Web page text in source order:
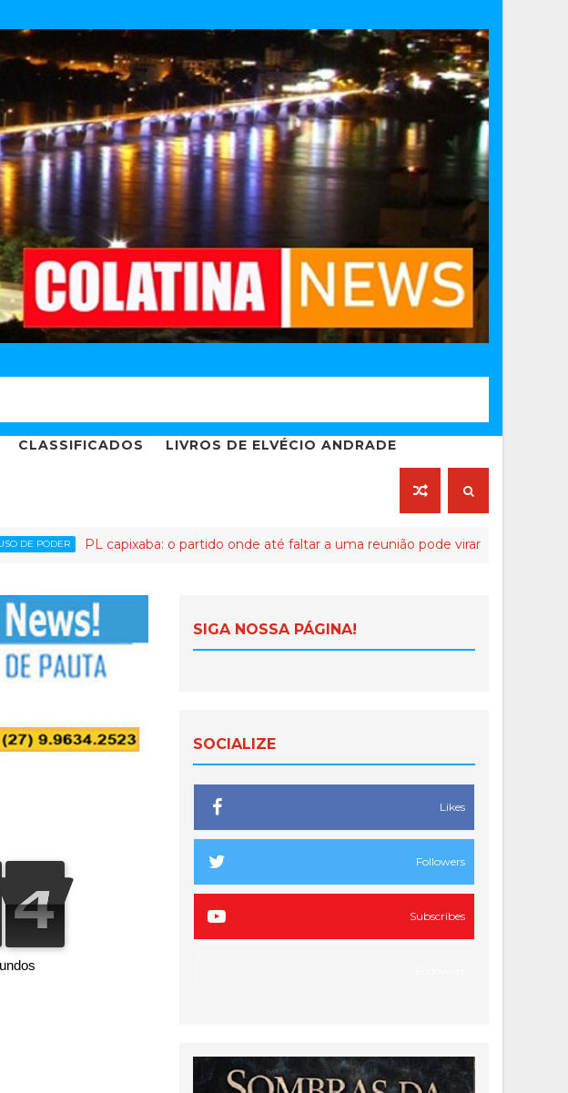
CLASSIFICADOS LIVROS DE ELVÉCIO ANDRADE
PL capixaba: o partido onde até faltar a uma reunião pode virar crime de lesa-Malta
SIGA NOSSA PÁGINA!
SOCIALIZE
Likes
Followers
Subscribes